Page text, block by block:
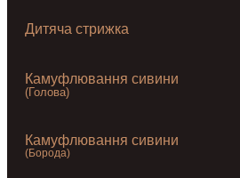
Дитяча стрижка
Камуфлювання сивини
(Голова)
Камуфлювання сивини
(Борода)